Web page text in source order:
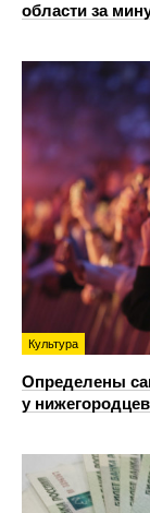
области за
Культура
Определены
у